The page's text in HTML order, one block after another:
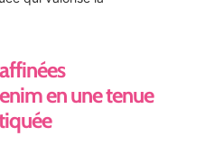
en une tenue